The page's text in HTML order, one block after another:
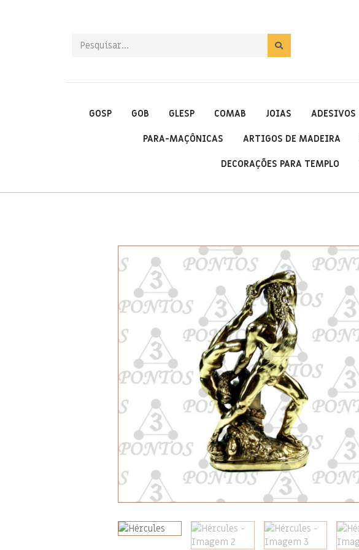
GOSP GOB GLESP COMAB JOIAS ADESIVOS
PARA-MAÇÔNICAS ARTIGOS DE MADEIRA
DECORAÇÕES PARA TEMPLO